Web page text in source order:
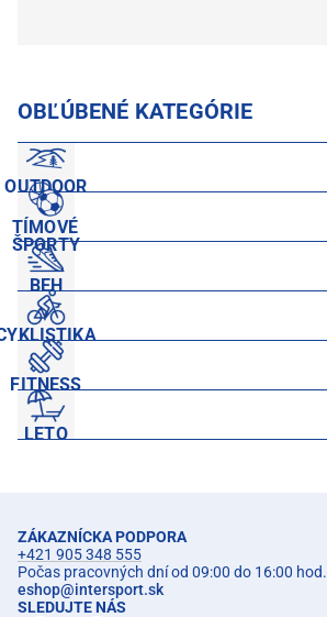
OBĽÚBENÉ KATEGÓRIE
OUTDOOR
TÍMOVÉ
ŠPORTY
BEH
FITNESS
LETO
ZÁKAZNÍCKA PODPORA
+421 905 348 555
Počas pracovných dní od 09:00 do 16:00 hod.
eshop@intersport.sk
SLEDUJTE NÁS